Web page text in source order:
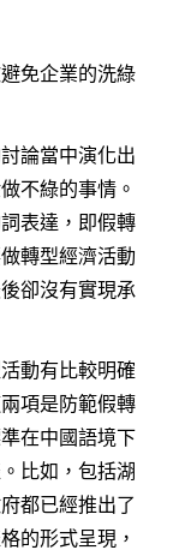
免企業的洗綠
論當中演化出
不綠的事情。
表達，即假轉
轉型經濟活動
卻沒有實現承
動有比較明確
項是防範假轉
在中國語境下
比如，包括湖
都已經推出了
的形式呈現，